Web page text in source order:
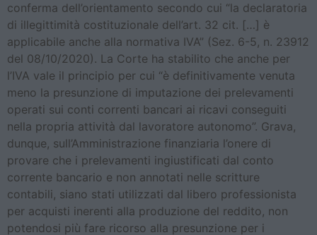
conferma dell’orientamento secondo cui “la declaratoria
di illegittimità costituzionale dell’art. 32 cit. […] è
applicabile anche alla normativa IVA” (Sez. 6-5, n. 23912
del 08/10/2020). La Corte ha stabilito che anche per
l’IVA vale il principio per cui “è definitivamente venuta
meno la presunzione di imputazione dei prelevamenti
operati sui conti correnti bancari ai ricavi conseguiti
nella propria attività dal lavoratore autonomo”. Grava,
dunque, sull’Amministrazione finanziaria l’onere di
provare che i prelevamenti ingiustificati dal conto
corrente bancario e non annotati nelle scritture
contabili, siano stati utilizzati dal libero professionista
per acquisti inerenti alla produzione del reddito, non
potendosi più fare ricorso alla presunzione per i